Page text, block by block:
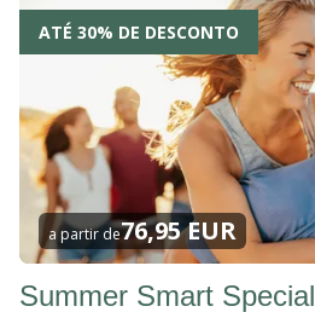
ATÉ 30% DE DESCONTO
a partir de76,95 EUR
Summer Smart Special